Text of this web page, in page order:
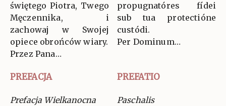
świętego Piotra, Twego
Męczennika, i
zachowaj w Swojej
opiece obrońców wiary.
Przez Pana…
propugnatóres fídei
sub tua protectióne
custódi.
Per Dominum…
PREFACJA PREFATIO
Prefacja Wielkanocna
Paschalis